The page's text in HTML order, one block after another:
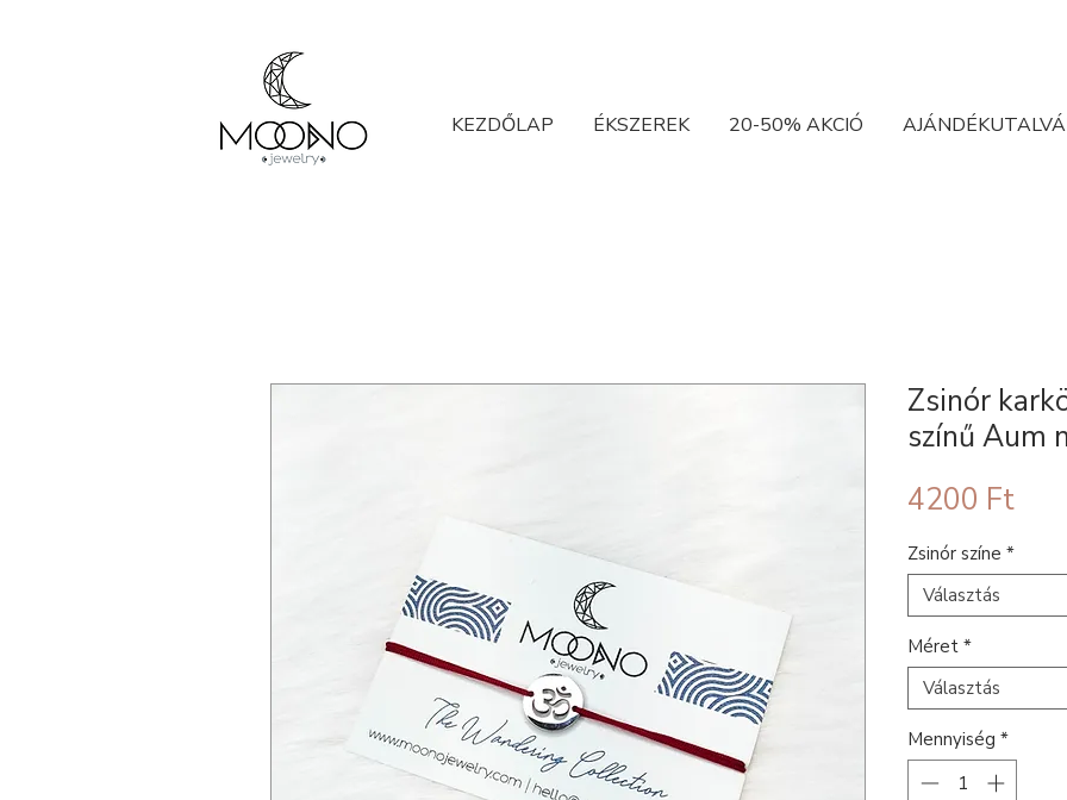
KEZDŐLAP ÉKSZEREK 20-50% AKCIÓ
Zsinór
színű Aum
4200 FtÁr
Zsinór színe *
Választás
Méret *
Választás
Mennyiség *